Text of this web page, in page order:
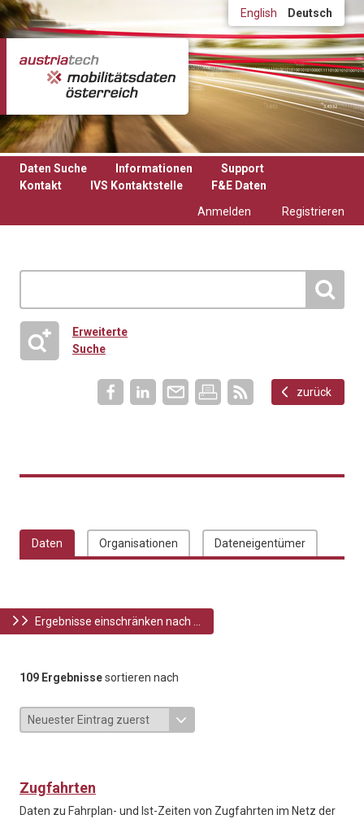
Direkt zum Inhalt English Deutsch
Daten Suche Informationen
Support
Kontakt
IVS Kontaktstelle
F&E Daten
Anmelden
Registrieren
Erweiterte
Suche
zurück
Daten Organisationen Dateneigentümer
Ergebnisse einschränken nach ...
109 Ergebnissesortieren nach
Zugfahrten
Daten zu Fahrplan- und Ist-Zeiten von Zugfahrten im Netz der